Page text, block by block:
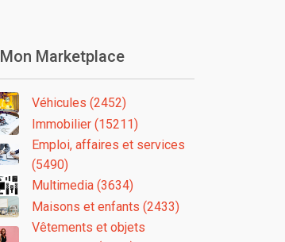
Mon Marketplace
Véhicules (2452)
Immobilier (15211)
Emploi, affaires et services
(5490)
Multimedia (3634)
Maisons et enfants (2433)
Vêtements et objets